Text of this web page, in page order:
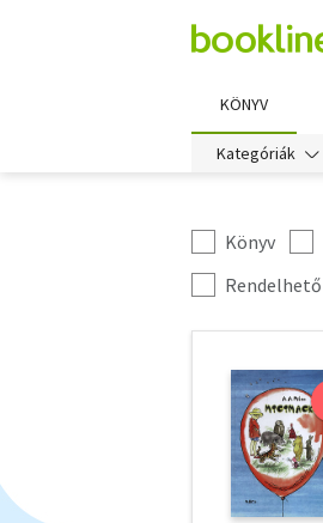
KÖNYV
Kategóriák
Kategória
szűrés
Könyv
További
szűrők
Rendelhető